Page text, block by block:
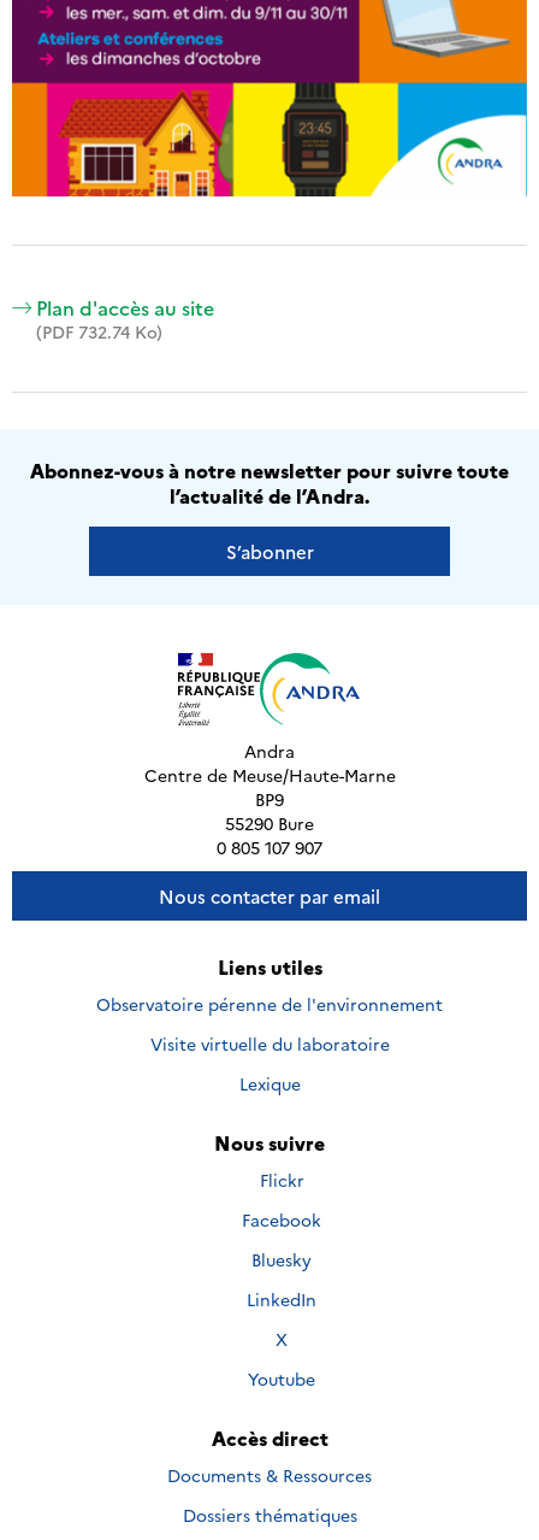
Plan d'accès au site
(PDF 732.74 Ko)
Abonnez-vous à notre newsletter pour suivre toute
l’actualité de l’Andra.
S’abonner
Andra
Centre de Meuse/Haute-Marne
BP9
55290 Bure
0 805 107 907
Nous contacter par email
Liens utiles
Observatoire pérenne de l'environnement
Visite virtuelle du laboratoire
Lexique
Nous suivre
Nous
sur
Flickr
Nous
sur
Facebook
Nous
sur
Bluesky
Nous
LinkedIn
Nous
sur
X
Nous
sur
Youtube
Accès direct
Documents & Ressources
Dossiers thématiques